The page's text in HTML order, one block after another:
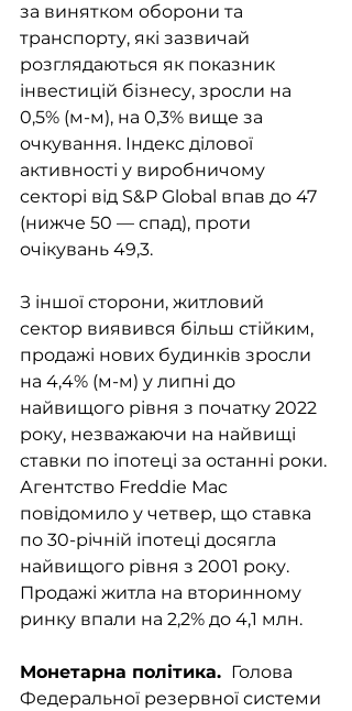
за винятком оборони та
транспорту, які зазвичай
розглядаються як показник
інвестицій бізнесу, зросли на
0,5% (м-м), на 0,3% вище за
очкування. Індекс ділової
активності у виробничому
секторі від S&P Global впав до 47
(нижче 50 — спад), проти
очікувань 49,3.
З іншої сторони, житловий
сектор виявився більш стійким,
продажі нових будинків зросли
на 4,4% (м-м) у липні до
найвищого рівня з початку 2022
року, незважаючи на найвищі
ставки по іпотеці за останні роки.
Агентство Freddie Mac
повідомило у четвер, що ставка
по 30-річній іпотеці досягла
найвищого рівня з 2001 року.
Продажі житла на вторинному
ринку впали на 2,2% до 4,1 млн.
Монетарна політика. Голова
Федеральної резервної системи